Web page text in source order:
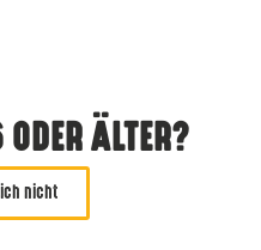
ÄLTER?
nicht